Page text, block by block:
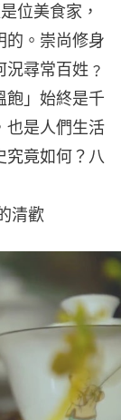
位美食家，
的。崇尚修身
尋常百姓﹖
飽」始終是千
也是人們生活
究竟如何？八
清歡